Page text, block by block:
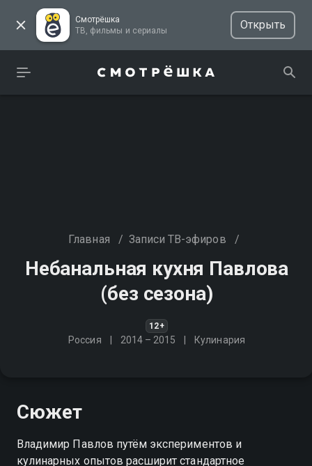
Смотрёшка
ТВ, фильмы и сериалы
Открыть
Главная / Записи ТВ-эфиров /
Небанальная кухня Павлова
(без сезона)
12+
Россия 2014 – 2015 Кулинария
Сюжет
Владимир Павлов путём экспериментов и
кулинарных опытов расширит стандартное